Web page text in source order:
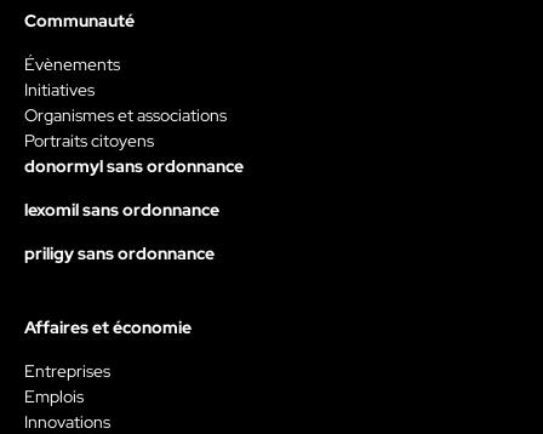
Communauté
Évènements
Initiatives
Organismes et associations
Portraits citoyens
donormyl sans ordonnance
lexomil sans ordonnance
priligy sans ordonnance
Affaires et économie
Entreprises
Emplois
Innovations